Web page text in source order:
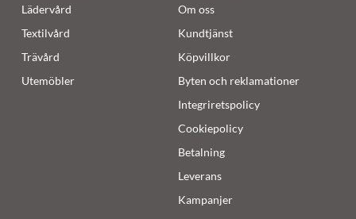
Lädervård
Textilvård
Trävård
Utemöbler
Om oss
Kundtjänst
Köpvillkor
Byten och reklamationer
Integriretspolicy
Cookiepolicy
Betalning
Leverans
Kampanjer